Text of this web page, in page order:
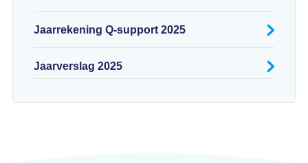
Jaarrekening Q-support 2025
Jaarverslag 2025